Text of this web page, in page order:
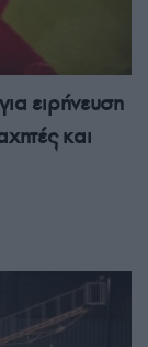
ειρήνευση
και